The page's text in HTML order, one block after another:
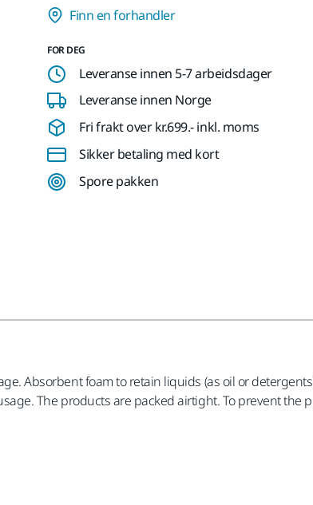
Finn en forhandler
FOR DEG
Leveranse innen 5-7 arbeidsdager
Leveranse innen Norge
Fri frakt over kr.699.- inkl. moms
Sikker betaling med kort
Spore pakken
Absorbent foam to retain liquids (as oil or
The products are packed airtight. To prevent the